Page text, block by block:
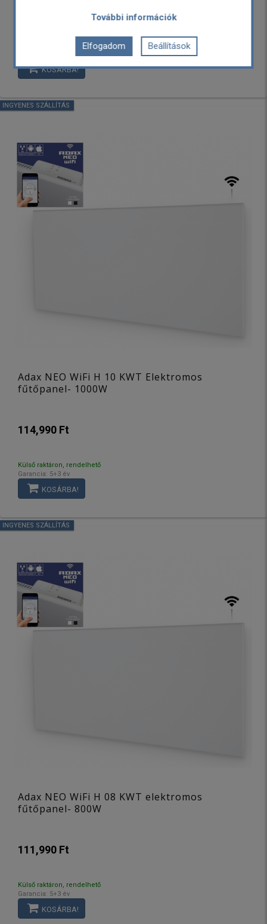
Külső raktáron, rendelhető
KOSÁRBA!
INGYENES SZÁLLÍTÁS
Adax NEO WiFi H 10 KWT Elektromos
fűtőpanel- 1000W
114,990 Ft
Külső raktáron, rendelhető
Garancia: 5+3 év
KOSÁRBA!
INGYENES SZÁLLÍTÁS
Adax NEO WiFi H 08 KWT elektromos
fűtőpanel- 800W
111,990 Ft
Külső raktáron, rendelhető
Garancia: 5+3 év
KOSÁRBA!
További információk
Elfogadom Beállítások